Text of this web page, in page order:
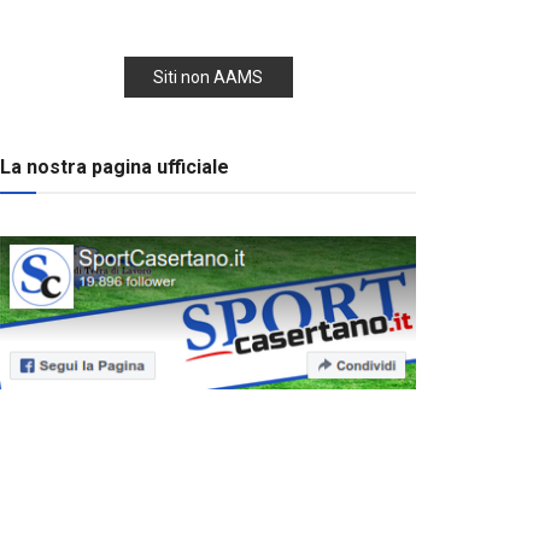
Siti non AAMS
La nostra pagina ufficiale